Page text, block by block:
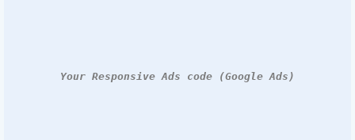
Your Responsive Ads code (Google Ads)